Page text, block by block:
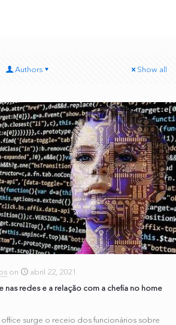
Authors Show all
on
abril 22, 2021
nas redes e a relação com a chefia no home
surge o receio dos funcionários sobre